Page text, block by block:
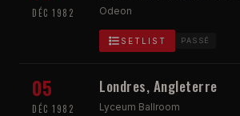
DÉC 1982 Odeon
SETLIST PASSÉ
05
DÉC 1982
Londres, Angleterre
Lyceum Ballroom